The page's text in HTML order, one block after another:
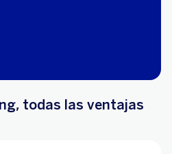
todas las ventajas